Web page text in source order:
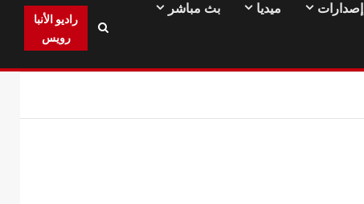
إصدارات ميديا بث مباشر
راديو الأنبا
رويس